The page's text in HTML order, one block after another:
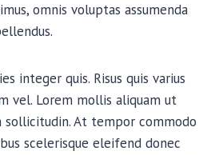
omnis voluptas assumenda
integer quis. Risus quis varius
vel. Lorem mollis aliquam ut
At tempor commodo
scelerisque eleifend donec